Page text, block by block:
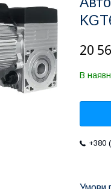
20
В
+380